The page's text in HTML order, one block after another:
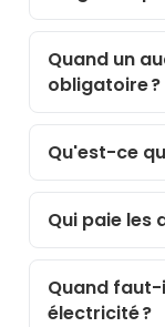
Quand un
obligatoire ?
Qu'est-ce
Qui paie les
Quand
électricité ?